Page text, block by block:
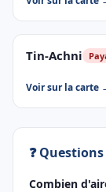
Tin-Achni
Voir sur la carte
❓
Combien